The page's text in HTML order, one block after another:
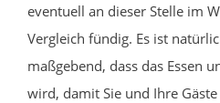
eventuell an dieser Stelle im
Vergleich fündig. Es ist
maßgebend, dass das Essen
wird, damit Sie und Ihre